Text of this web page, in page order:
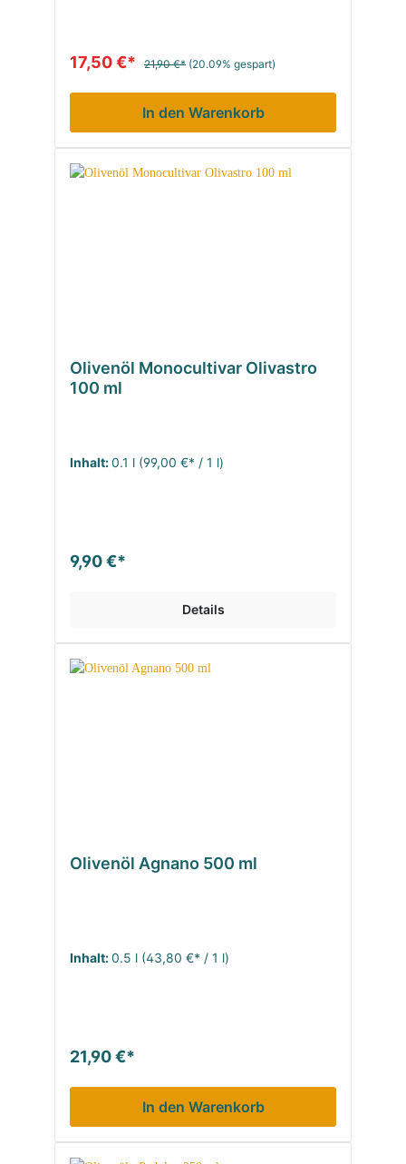
17,50 €* 21,90 €* (20.09% gespart)
In den Warenkorb
Olivenöl Monocultivar Olivastro
100 ml
Inhalt:0.1 l (99,00 €* / 1 l)
9,90 €*
Details
Olivenöl Agnano 500 ml
Inhalt:0.5 l (43,80 €* / 1 l)
21,90 €*
In den Warenkorb